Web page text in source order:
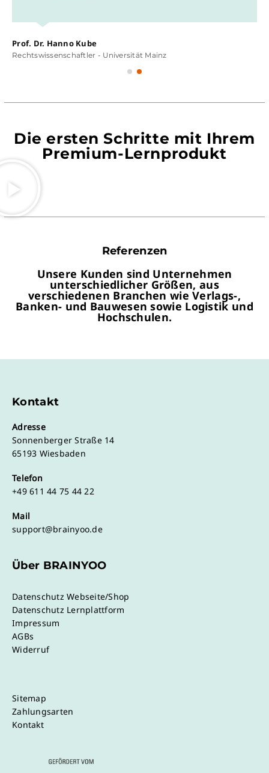
Prof. Dr. Hanno Kube
Rechtswissenschaftler - Universität Mainz
Die ersten Schritte mit Ihrem
Premium-Lernprodukt
Referenzen
Unsere Kunden sind Unternehmen
unterschiedlicher Größen, aus
verschiedenen Branchen wie Verlags-,
Banken- und Bauwesen sowie Logistik und
Hochschulen.
Kontakt
Adresse
Sonnenberger Straße 14
65193 Wiesbaden
Telefon
+49 611 44 75 44 22
Mail
support@brainyoo.de
Über BRAINYOO
Datenschutz Webseite/Shop
Datenschutz Lernplattform
Impressum
AGBs
Widerruf
Sitemap
Zahlungsarten
Kontakt